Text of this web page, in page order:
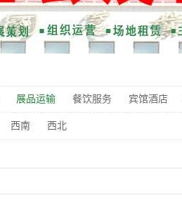
展品运输 餐饮服务 宾馆酒店
西南 西北